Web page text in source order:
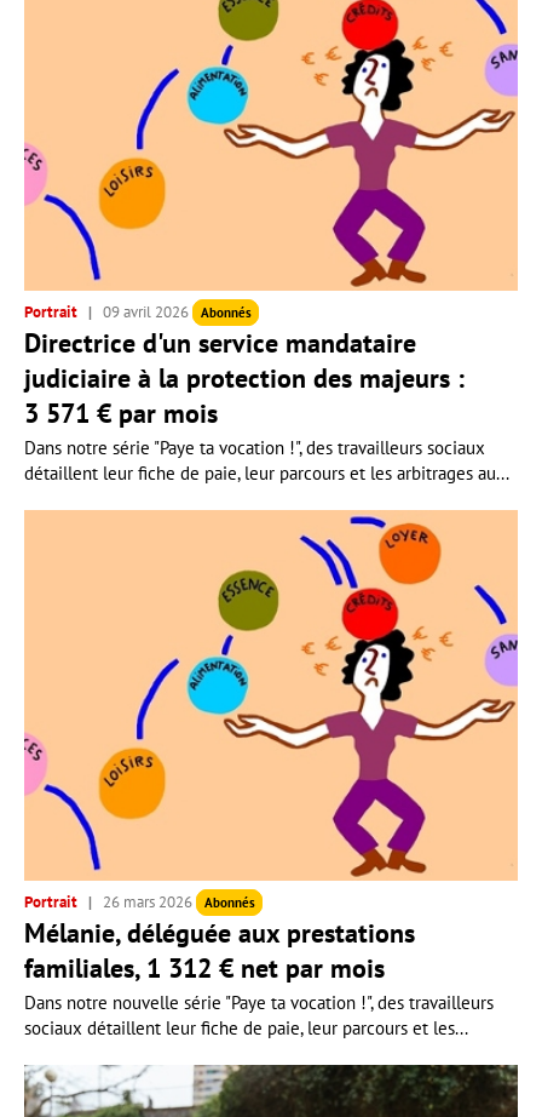
Portrait 09 avril 2026 Abonnés
Directrice d'un service mandataire
judiciaire à la protection des majeurs :
3 571 € par mois
Dans notre série "Paye ta vocation !", des travailleurs sociaux
détaillent leur fiche de paie, leur parcours et les arbitrages au...
Portrait 26 mars 2026 Abonnés
Mélanie, déléguée aux prestations
familiales, 1 312 € net par mois
Dans notre nouvelle série "Paye ta vocation !", des travailleurs
sociaux détaillent leur fiche de paie, leur parcours et les...